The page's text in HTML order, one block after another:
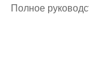
Полное